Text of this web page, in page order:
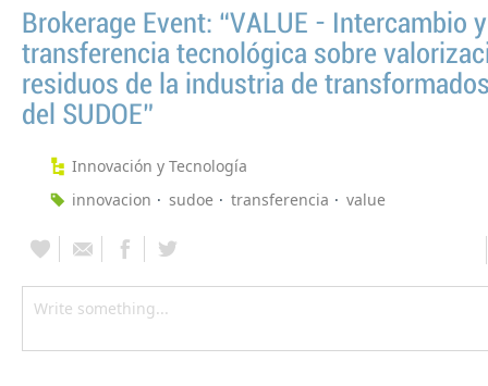
Brokerage Event: “VALUE - Intercambio y
transferencia tecnológica sobre
residuos de la industria de
del SUDOE”
Innovación y Tecnología
innovacion
sudoe transferencia value